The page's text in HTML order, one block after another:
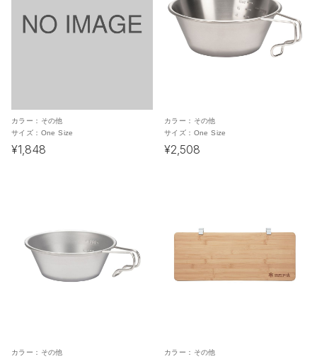
カラー： その他
サイズ： One Size
¥1,848
カラー： その他
サイズ： One Size
¥2,508
カラー： その他
カラー： その他